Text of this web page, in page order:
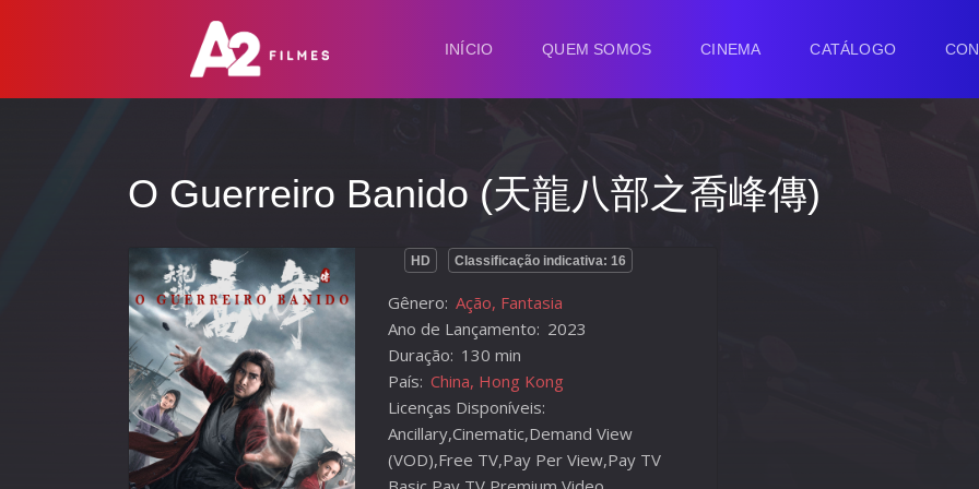
INÍCIO QUEM SOMOS CINEMA CATÁLOGO
O Guerreiro Banido (天龍八部之喬峰傳)
HD Classificação indicativa: 16
Gênero: Ação, Fantasia
Ano de Lançamento: 2023
Duração: 130 min
País: China, Hong Kong
Licenças Disponíveis:
Ancillary,Cinematic,Demand View
(VOD),Free TV,Pay Per View,Pay TV